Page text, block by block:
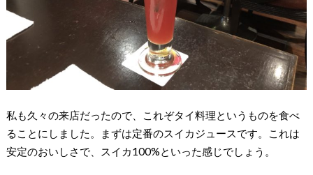
私も久々の来店だったので、これぞタイ料理というものを食べ
ることにしました。まずは定番のスイカジュースです。これは
安定のおいしさで、スイカ100%といった感じでしょう。